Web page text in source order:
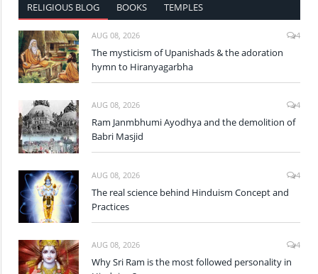
RELIGIOUS BLOG BOOKS TEMPLES
AUG 08, 2026 4
The mysticism of Upanishads & the adoration
hymn to Hiranyagarbha
AUG 08, 2026 4
Ram Janmbhumi Ayodhya and the demolition of
Babri Masjid
AUG 08, 2026 4
The real science behind Hinduism Concept and
Practices
AUG 08, 2026 4
Why Sri Ram is the most followed personality in